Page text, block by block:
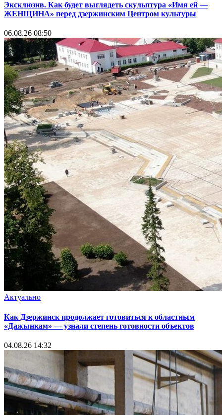
Эксклюзив. Как будет выглядеть скульптура «Имя ей —
ЖЕНЩИНА» перед дзержинским Центром культуры
06.08.26 08:50
Актуально
Как Дзержинск продолжает готовиться к областным
«Дажынкам» — узнали степень готовности объектов
04.08.26 14:32